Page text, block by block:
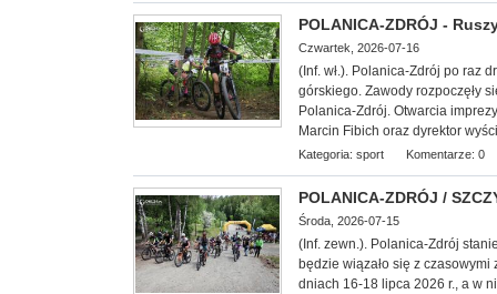
POLANICA-ZDRÓJ -
Czwartek, 2026-07-16
(Inf. wł.). Polanica-Zdrój po raz
górskiego. Zawody rozpoczęły
Polanica-Zdrój. Otwarcia
Marcin Fibich oraz dyrektor
Kategoria: sport Komentarze: 0
POLANICA-ZDRÓJ /
Środa, 2026-07-15
(Inf. zewn.). Polanica-Zdrój
będzie wiązało się z
dniach 16-18 lipca 2026 r., a w